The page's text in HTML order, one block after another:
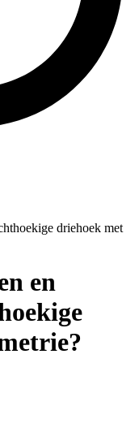
driehoek met
en